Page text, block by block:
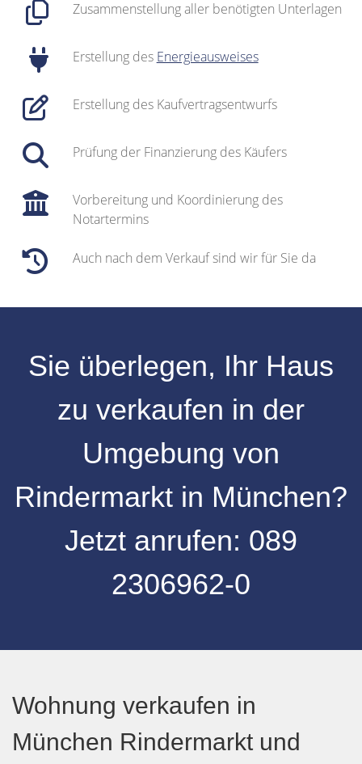
Zusammenstellung aller benötigten Unterlagen
Erstellung des Energieausweises
Erstellung des Kaufvertragsentwurfs
Prüfung der Finanzierung des Käufers
Vorbereitung und Koordinierung des
Notartermins
Auch nach dem Verkauf sind wir für Sie da
Sie überlegen, Ihr Haus
zu verkaufen in der
Umgebung von
Rindermarkt in München?
Jetzt anrufen: 089
2306962-0
Wohnung verkaufen in
München Rindermarkt und